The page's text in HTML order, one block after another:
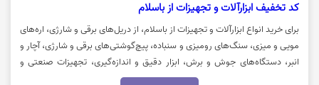
کد تخفیف ابزارآلات و تجهیزات از باسلام
برای خرید انواع ابزارآلات و تجهیزات از باسلام، از دریل‌های برقی و شارژی، اره‌های
مویی و میزی، سنگ‌های رومیزی و سنباده، پیچ‌گوشتی‌های برقی و شارژی، آچار و
انبر، دستگاه‌های جوش و برش، ابزار دقیق و اندازه‌گیری، تجهیزات صنعتی و
کارگاهی، لوازم ایمنی می‌توانید از تخفیف ویژه ابزارآلات بهره‌مند شوید و ابزار